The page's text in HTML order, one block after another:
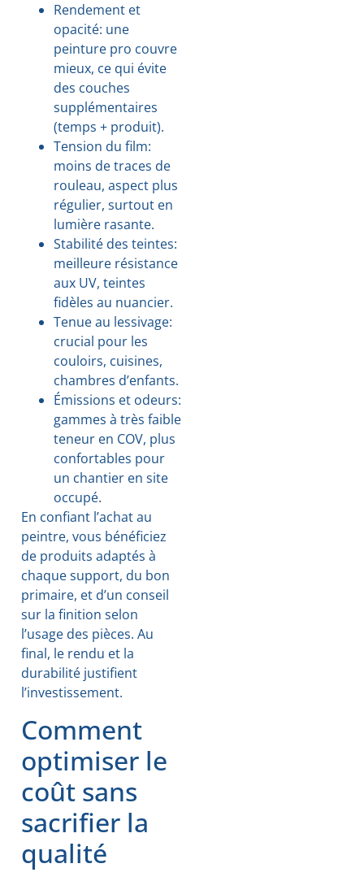
Rendement et
opacité: une
peinture pro couvre
mieux, ce qui évite
des couches
supplémentaires
(temps + produit).
Tension du film:
moins de traces de
rouleau, aspect plus
régulier, surtout en
lumière rasante.
Stabilité des teintes:
meilleure résistance
aux UV, teintes
fidèles au nuancier.
Tenue au lessivage:
crucial pour les
couloirs, cuisines,
chambres d’enfants.
Émissions et odeurs:
gammes à très faible
teneur en COV, plus
confortables pour
un chantier en site
occupé.
En confiant l’achat au
peintre, vous bénéficiez
de produits adaptés à
chaque support, du bon
primaire, et d’un conseil
sur la finition selon
l’usage des pièces. Au
final, le rendu et la
durabilité justifient
l’investissement.
Comment
optimiser le
coût sans
sacrifier la
qualité